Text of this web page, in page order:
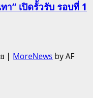
” เปิดรั้วรับ รอบที่ 1
| MoreNews by AF